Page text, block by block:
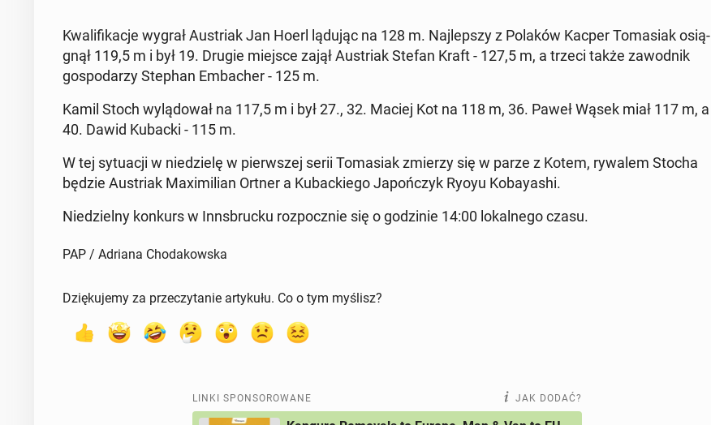
Kwa­li­fi­ka­cje wygrał Au­striak Jan Hoerl lądując na 128 m. Naj­lep­szy z Polaków Kacper To­ma­siak osią­
gnął 119,5 m i był 19. Drugie miejsce zajął Au­striak Stefan Kraft - 127,5 m, a trzeci także za­wod­nik
go­spo­da­rzy Stephan Em­ba­cher - 125 m.
Kamil Stoch wy­lą­do­wał na 117,5 m i był 27., 32. Maciej Kot na 118 m, 36. Paweł Wąsek miał 117 m, a
40. Dawid Kubacki - 115 m.
W tej sy­tu­acji w nie­dzie­lę w pierw­szej serii To­ma­siak zmierzy się w parze z Kotem, rywalem Stocha
będzie Au­striak Ma­xi­mi­lian Ortner a Ku­bac­kie­go Ja­poń­czyk Ryoyu Ko­bay­ashi.
Nie­dziel­ny konkurs w Inns­bruc­ku roz­pocz­nie się o go­dzi­nie 14:00 lo­kal­ne­go czasu.
PAP / Adriana Chodakowska
Dziękujemy za przeczytanie artykułu. Co o tym myślisz?
LINKI SPONSOROWANE JAK DODAĆ?